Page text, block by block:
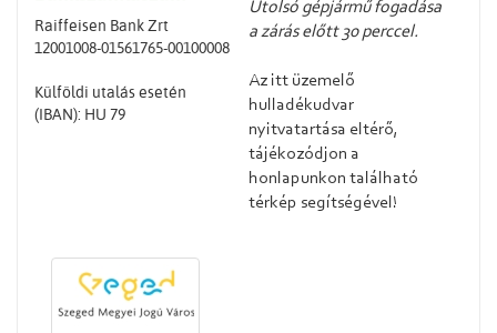
Raiffeisen Bank Zrt
12001008-01561765-00100008
Külföldi utalás esetén
(IBAN): HU 79
Utolsó gépjármű fogadása
a zárás előtt 30 perccel.
Az itt üzemelő
hulladékudvar
nyitvatartása eltérő,
tájékozódjon a
honlapunkon található
térkép segítségével!